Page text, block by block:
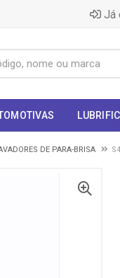
Já
DE PARA-BRISA